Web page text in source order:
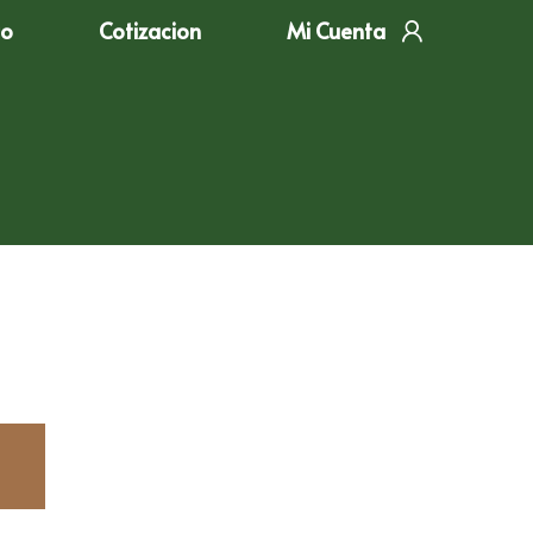
Cotizacion Mi Cuenta